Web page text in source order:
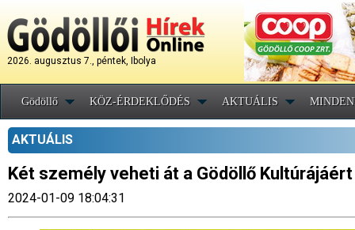
2026. augusztus 7., péntek, Ibolya
Gödöllő KÖZ-ÉRDEKLŐDÉS AKTUÁLIS
AKTUÁLIS
Két személy veheti át a Gödöllő
2024-01-09 18:04:31